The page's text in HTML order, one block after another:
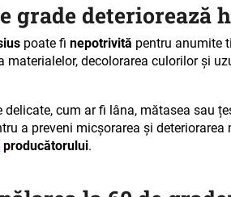
grade deteriorează
poate fi nepotrivită pentru anumite
materialelor, decolorarea culorilor și
cum ar fi lâna, mătasea sau
a preveni micșorarea și
producătorului.